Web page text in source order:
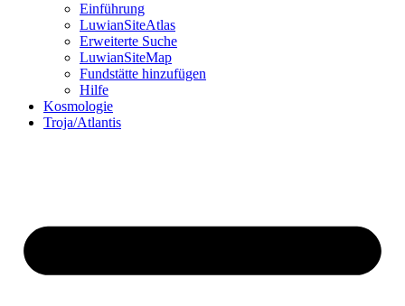
Einführung
LuwianSiteAtlas
Erweiterte Suche
LuwianSiteMap
Fundstätte hinzufügen
Hilfe
Kosmologie
Troja/Atlantis